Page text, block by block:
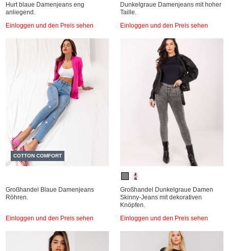
Hurt blaue Damenjeans eng
anliegend.
Einloggen und den Preis sehen
Dunkelgraue Damenjeans mit hoher
Taille.
Einloggen und den Preis sehen
COTTON COMFORT
Großhandel Blaue Damenjeans
Röhren.
Einloggen und den Preis sehen
Großhandel Dunkelgraue Damen
Skinny-Jeans mit dekorativen
Knöpfen.
Einloggen und den Preis sehen